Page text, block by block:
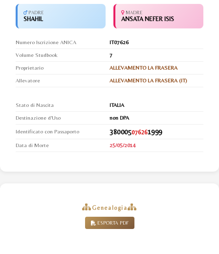
PADRE
SHAHIL
MADRE
ANSATA NEFER ISIS
Numero Iscrizione ANICA
IT07626
Volume Studbook
7
Proprietario
ALLEVAMENTO LA FRASERA
Allevatore
ALLEVAMENTO LA FRASERA (IT)
Stato di Nascita
ITALIA
Destinazione d'Uso
non DPA
Identificato con Passaporto 380005076261999
Data di Morte 25/05/2014
Genealogia
ESPORTA PDF